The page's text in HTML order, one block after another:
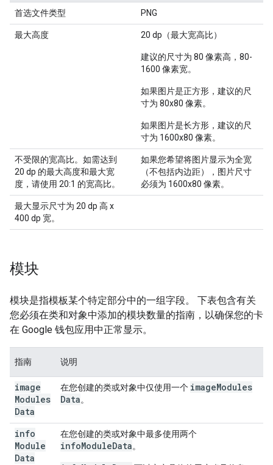
首选文件类型 PNG
最大高度 20 dp（最大宽高比）
建议的尺寸为 80 像素高，80-
1600 像素宽。
如果图片是正方形，建议的尺
寸为 80x80 像素。
如果图片是长方形，建议的尺
寸为 1600x80 像素。
不受限的宽高比。如需达到
20 dp 的最大高度和最大宽
度，请使用 20:1 的宽高比。
如果您希望将图片显示为全宽
（不包括内边距），图片尺寸
必须为 1600x80 像素。
最大显示尺寸为 20 dp 高 x
400 dp 宽。
模块
模块是指模板某个特定部分中的一组字段。 下表包含有关
您必须在类和对象中添加的模块数量的指南，以确保您的卡
在 Google 钱包应用中正常显示。
指南 说明
image
Modules
Data
在您创建的类或对象中仅使用一个 imageModules
Data。
info
Module
Data
在您创建的类或对象中最多使用两个
infoModuleData。